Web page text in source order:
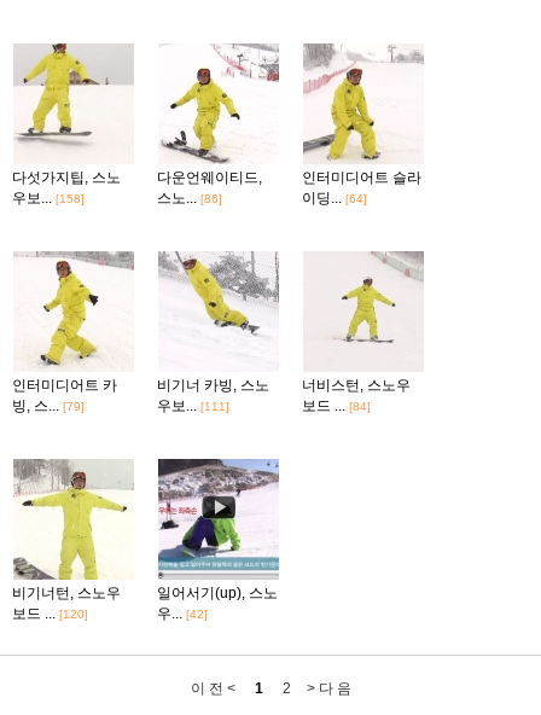
다섯가지팁, 스노
우보... [158]
다운언웨이티드,
스노... [86]
인터미디어트 슬라
이딩... [64]
인터미디어트 카
빙, 스... [79]
비기너 카빙, 스노
우보... [111]
너비스턴, 스노우
보드 ... [84]
비기너턴, 스노우
보드 ... [120]
일어서기(up), 스노
우... [42]
이 전 < 1 2 > 다 음